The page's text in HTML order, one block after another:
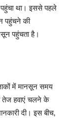
था। इससे पहले
पहुंचने की
पहुंचता है।
में मानसून समय
तेज हवाएं चलने के
दी। इस बीच,